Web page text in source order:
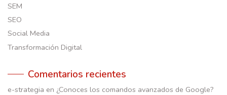
SEM
SEO
Social Media
Transformación Digital
Comentarios recientes
e-strategia en ¿Conoces los comandos avanzados de Google?